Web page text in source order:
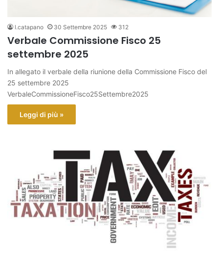
l.catapano 30 Settembre 2025 312
Verbale Commissione Fisco 25
settembre 2025
In allegato il verbale della riunione della Commissione Fisco del
25 settembre 2025
VerbaleCommissioneFisco25Settembre2025
Leggi di più »